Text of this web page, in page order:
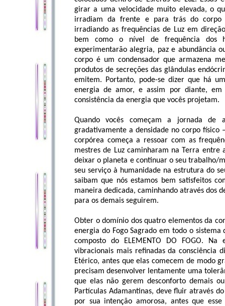
girar a uma velocidade muito elevada, o
irradiam da frente e para trás do corpo
irradiando as frequências de Luz em
bem como o nível de frequência dos
experimentarão alegria, paz e abundância
corpo é um condensador que armazena
produtos de secreções das glândulas
emitem. Portanto, pode-se dizer que há
energia de amor, e assim por diante,
consistência da energia que vocês projetam.
Quando vocês começam a jornada de
gradativamente a densidade no corpo físico
corpórea começa a ressoar com as
mestres de Luz caminharam na Terra entre
deixar o planeta e continuar o seu trabalho/
seu serviço à humanidade na estrutura do
saibam que nós estamos bem satisfeitos
maneira dedicada, caminhando através dos
para os demais seguirem.
Obter o domínio dos quatro elementos da
energia do Fogo Sagrado em todo o
composto do ELEMENTO DO FOGO.
vibracionais mais refinadas da consciência
Etérico, antes que elas comecem de modo
precisam desenvolver lentamente uma
que elas não gerem desconforto demais
Partículas Adamantinas, deve fluir através
por sua intenção amorosa, antes que